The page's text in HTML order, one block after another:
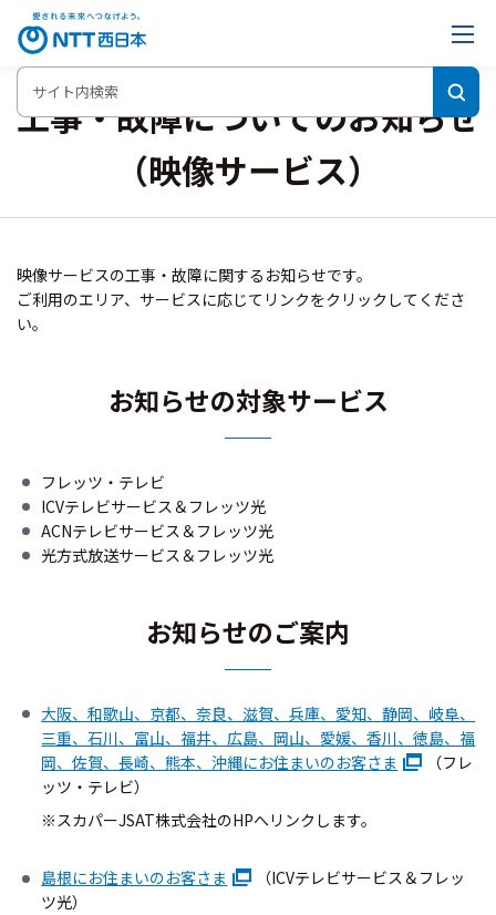
工事・故障についてのお知らせ
（映像サービス）
映像サービスの工事・故障に関するお知らせです。
ご利用のエリア、サービスに応じてリンクをクリックしてくださ
い。
お知らせの対象サービス
フレッツ・テレビ
ICVテレビサービス＆フレッツ光
ACNテレビサービス＆フレッツ光
光方式放送サービス＆フレッツ光
お知らせのご案内
大阪、和歌山、京都、奈良、滋賀、兵庫、愛知、静岡、岐阜、
三重、石川、富山、福井、広島、岡山、 愛媛、香川、徳島、福
岡、佐賀、長崎、熊本、沖縄にお住まいのお客さま
（フレ
ッツ・テレビ）
※スカパーJSAT株式会社のHPへリンクします。
島根にお住まいのお客さま
（ICVテレビサービス＆フレッ
ツ光）